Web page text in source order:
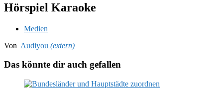
Hörspiel Karaoke
Beitrags-
Medien
Von Audiyou (extern)
Das könnte dir auch gefallen